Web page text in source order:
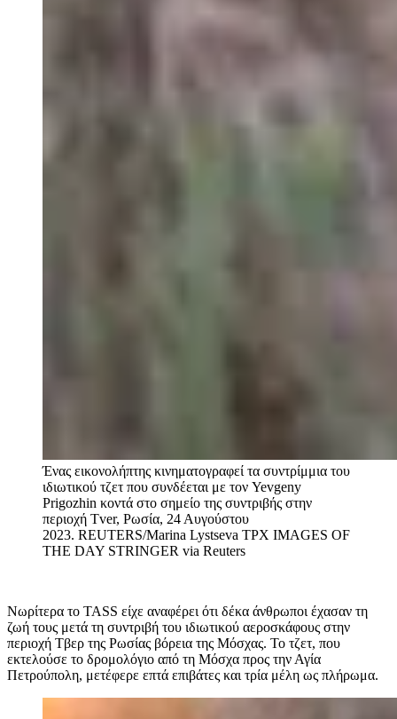
Ένας εικονολήπτης κινηματογραφεί τα συντρίμμια του
ιδιωτικού τζετ που συνδέεται με τον Yevgeny
Prigozhin κοντά στο σημείο της συντριβής στην
περιοχή Tver, Ρωσία, 24 Αυγούστου
2023. REUTERS/Marina Lystseva TPX IMAGES OF
THE DAY STRINGER via Reuters
Νωρίτερα το TASS είχε αναφέρει ότι δέκα άνθρωποι έχασαν τη
ζωή τους μετά τη συντριβή του ιδιωτικού αεροσκάφους στην
περιοχή Τβερ της Ρωσίας βόρεια της Μόσχας. Το τζετ, που
εκτελούσε το δρομολόγιο από τη Μόσχα προς την Αγία
Πετρούπολη, μετέφερε επτά επιβάτες και τρία μέλη ως πλήρωμα.